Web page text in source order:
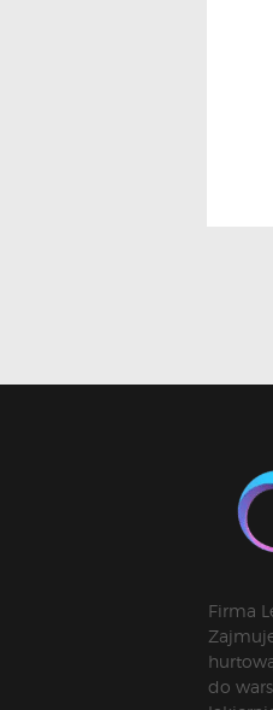
Firma
do